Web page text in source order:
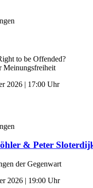
to be Offended?
Meinungsfreiheit
2026 | 17:00 Uhr
& Peter
der Gegenwart
2026 | 19:00 Uhr